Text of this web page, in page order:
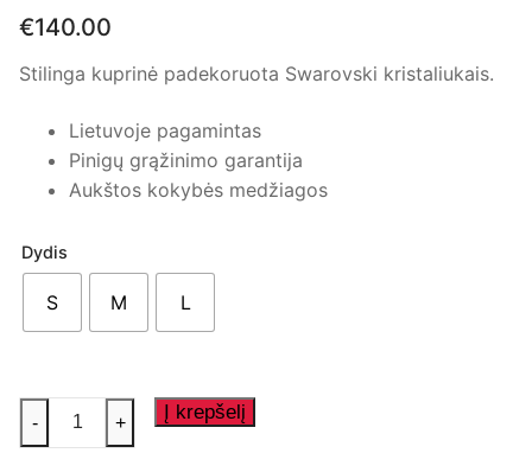
€140.00
Stilinga kuprinė padekoruota Swarovski kristaliukais.
Lietuvoje pagamintas
Pinigų grąžinimo garantija
Aukštos kokybės medžiagos
Dydis
S M L
produkto
kiekis:
- + Į krepšelį